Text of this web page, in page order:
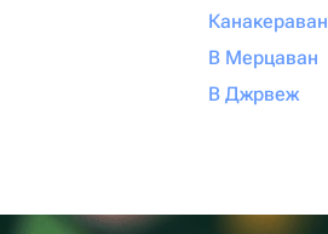
Канакераван
В Мерцаван
В Джрвеж